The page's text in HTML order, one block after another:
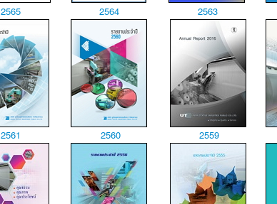
2565 2564 2563
2561 2560 2559